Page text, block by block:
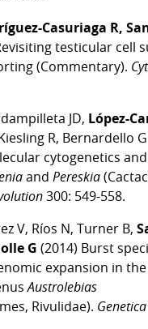
Casuriaga R,
testicular cell
(Commentary).
JD, López-
R, Bernardello G
cytogenetics
and Pereskia
300: 549-558.
V, Ríos N, Turner B,
G (2014) Burst
expansion in
Austrolebias
Rivulidae). Genetica